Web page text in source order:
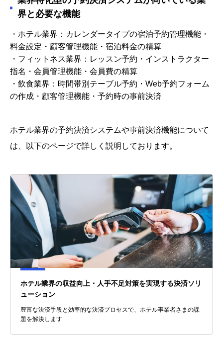
界と必要な機能
・ホテル業界：カレンダータイプの宿泊予約管理機能・
料金設定・顧客管理機能・宿泊料金の精算
・フィットネス業界：レッスン予約・インストラクター
指名・会員管理機能・会員費の精算
・飲食業界：時間帯別テーブル予約・Web予約フォーム
の作成・顧客管理機能・予約時の事前決済
ホテル業界の予約決済システムや事前決済機能について
は、以下のページで詳しく説明しております。
ホテル業界の収益向上・人手不足対策を実現する決済ソリ
ューション
豊富な決済手段と効率的な決済プロセスで、ホテル事業者さまの課
題を解決します